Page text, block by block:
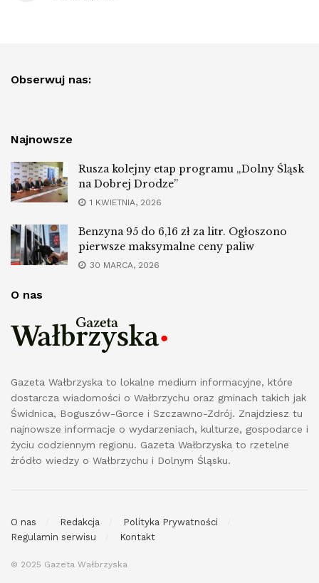
Obserwuj nas:
Najnowsze
Rusza kolejny etap programu „Dolny Śląsk
na Dobrej Drodze”
1 KWIETNIA, 2026
Benzyna 95 do 6,16 zł za litr. Ogłoszono
pierwsze maksymalne ceny paliw
30 MARCA, 2026
O nas
Gazeta Wałbrzyska to lokalne medium informacyjne, które
dostarcza wiadomości o Wałbrzychu oraz gminach takich jak
Świdnica, Boguszów-Gorce i Szczawno-Zdrój. Znajdziesz tu
najnowsze informacje o wydarzeniach, kulturze, gospodarce i
życiu codziennym regionu. Gazeta Wałbrzyska to rzetelne
źródło wiedzy o Wałbrzychu i Dolnym Śląsku.
O nas Redakcja
Polityka Prywatności
Regulamin serwisu
Kontakt
© 2025 Gazeta Wałbrzyska